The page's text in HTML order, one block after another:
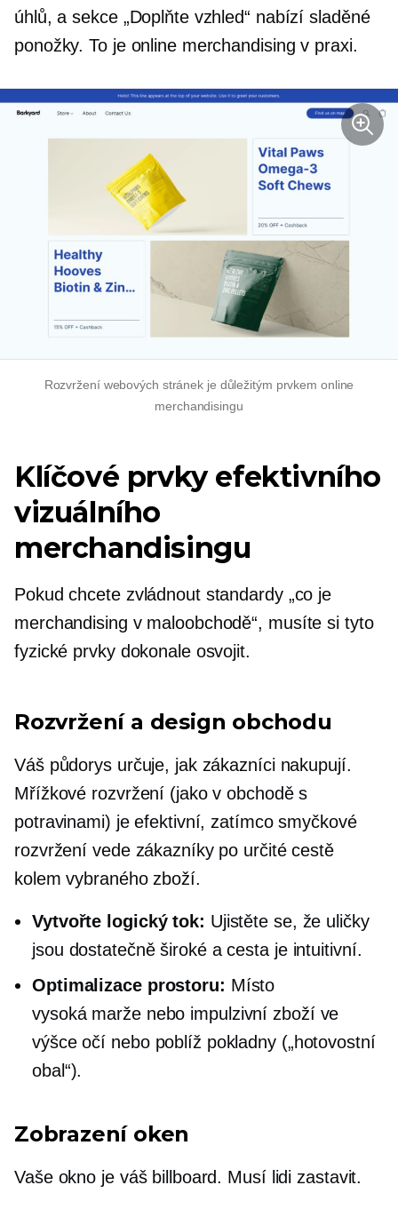
úhlů, a sekce „Doplňte vzhled“ nabízí sladěné
ponožky. To je online merchandising v praxi.
Rozvržení webových stránek je důležitým prvkem online
merchandisingu
Klíčové prvky efektivního
vizuálního
merchandisingu
Pokud chcete zvládnout standardy „co je
merchandising v maloobchodě“, musíte si tyto
fyzické prvky dokonale osvojit.
Rozvržení a design obchodu
Váš půdorys určuje, jak zákazníci nakupují.
Mřížkové rozvržení (jako v obchodě s
potravinami) je efektivní, zatímco smyčkové
rozvržení vede zákazníky po určité cestě
kolem vybraného zboží.
Vytvořte logický tok: Ujistěte se, že uličky
jsou dostatečně široké a cesta je intuitivní.
Optimalizace prostoru: Místo
vysoká marženebo impulzivní zboží ve
výšce očí nebo poblíž pokladny („hotovostní
obal“).
Zobrazení oken
Vaše okno je váš billboard. Musí lidi zastavit.